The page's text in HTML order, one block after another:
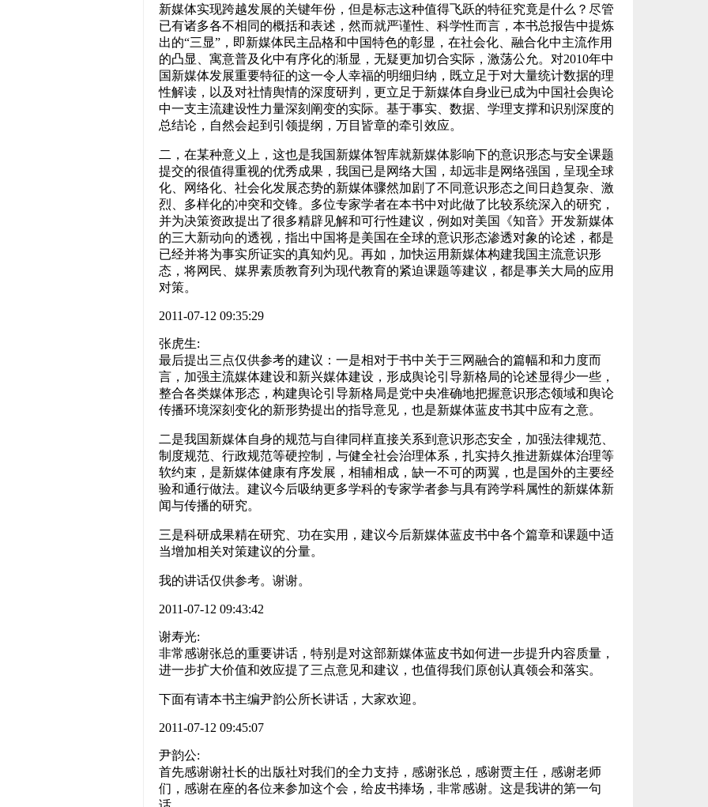
新媒体实现跨越发展的关键年份，但是标志这种值得飞跃的特征究竟是什么？尽管
已有诸多各不相同的概括和表述，然而就严谨性、科学性而言，本书总报告中提炼
出的“三显”，即新媒体民主品格和中国特色的彰显，在社会化、融合化中主流作用
的凸显、寓意普及化中有序化的渐显，无疑更加切合实际，激荡公允。对2010年中
国新媒体发展重要特征的这一令人幸福的明细归纳，既立足于对大量统计数据的理
性解读，以及对社情舆情的深度研判，更立足于新媒体自身业已成为中国社会舆论
中一支主流建设性力量深刻阐变的实际。基于事实、数据、学理支撑和识别深度的
总结论，自然会起到引领提纲，万目皆章的牵引效应。
二，在某种意义上，这也是我国新媒体智库就新媒体影响下的意识形态与安全课题
提交的很值得重视的优秀成果，我国已是网络大国，却远非是网络强国，呈现全球
化、网络化、社会化发展态势的新媒体骤然加剧了不同意识形态之间日趋复杂、激
烈、多样化的冲突和交锋。多位专家学者在本书中对此做了比较系统深入的研究，
并为决策资政提出了很多精辟见解和可行性建议，例如对美国《知音》开发新媒体
的三大新动向的透视，指出中国将是美国在全球的意识形态渗透对象的论述，都是
已经并将为事实所证实的真知灼见。再如，加快运用新媒体构建我国主流意识形
态，将网民、媒界素质教育列为现代教育的紧迫课题等建议，都是事关大局的应用
对策。
2011-07-12 09:35:29
张虎生:
最后提出三点仅供参考的建议：一是相对于书中关于三网融合的篇幅和和力度而
言，加强主流媒体建设和新兴媒体建设，形成舆论引导新格局的论述显得少一些，
整合各类媒体形态，构建舆论引导新格局是党中央准确地把握意识形态领域和舆论
传播环境深刻变化的新形势提出的指导意见，也是新媒体蓝皮书其中应有之意。
二是我国新媒体自身的规范与自律同样直接关系到意识形态安全，加强法律规范、
制度规范、行政规范等硬控制，与健全社会治理体系，扎实持久推进新媒体治理等
软约束，是新媒体健康有序发展，相辅相成，缺一不可的两翼，也是国外的主要经
验和通行做法。建议今后吸纳更多学科的专家学者参与具有跨学科属性的新媒体新
闻与传播的研究。
三是科研成果精在研究、功在实用，建议今后新媒体蓝皮书中各个篇章和课题中适
当增加相关对策建议的分量。
我的讲话仅供参考。谢谢。
2011-07-12 09:43:42
谢寿光:
非常感谢张总的重要讲话，特别是对这部新媒体蓝皮书如何进一步提升内容质量，
进一步扩大价值和效应提了三点意见和建议，也值得我们原创认真领会和落实。
下面有请本书主编尹韵公所长讲话，大家欢迎。
2011-07-12 09:45:07
尹韵公:
首先感谢谢社长的出版社对我们的全力支持，感谢张总，感谢贾主任，感谢老师
们，感谢在座的各位来参加这个会，给皮书捧场，非常感谢。这是我讲的第一句